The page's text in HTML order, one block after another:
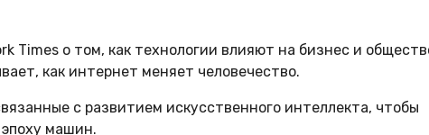
Times о том, как технологии влияют на бизнес и
как интернет меняет человечество.
с развитием искусственного интеллекта, чтобы
машин.